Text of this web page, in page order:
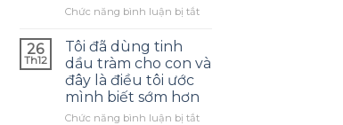
Chức năng bình luận bị tắtở
nào
để
túi
bảo
26
Th12
Tôi đã dùng tinh
dầu tràm cho con và
đây là điều tôi ước
mình biết sớm hơn
Chức năng bình luận bị tắtở